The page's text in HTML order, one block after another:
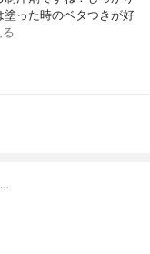
塗った時のベタつきが好
…